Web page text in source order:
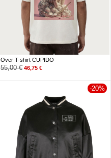
Over T-shirt CUPIDO
55,00€ 46,75 €
-20%